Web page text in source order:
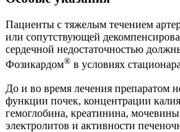
Пациенты с тяжелым течением
или сопутствующей
сердечной недостаточностью
Фозикардом® в условиях
До и во время лечения препаратом
функции почек, концентрации
гемоглобина, креатинина,
электролитов и активности